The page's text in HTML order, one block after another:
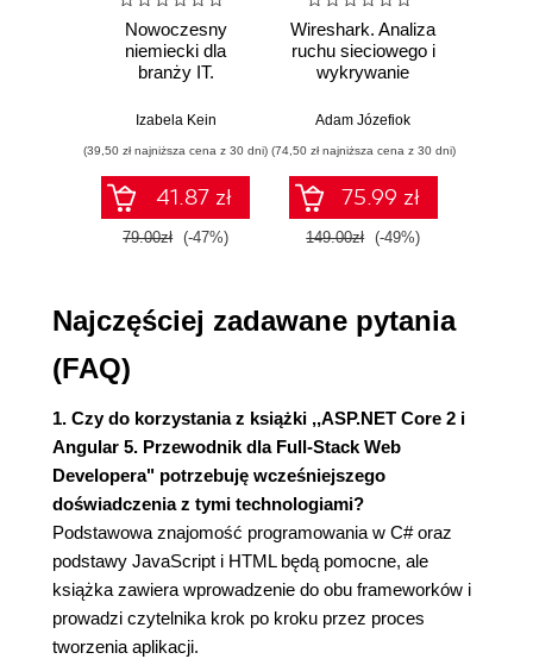
Podstawowe funkcjonalności i
wymagania
Przygotowanie środowiska pracy
Uwaga pomyśl, zanim to zrobisz
Mit niedziałającego kodu
Pozostań otwarty na nowości, ale
wprowadzaj je odpowiedzialnie
Wersje narzędzi i bibliotek
wykorzystaniem wiersza poleceń
Poznawanie projektu
Plik Program.cs
Plik Startup.cs
Plik appsettings.json
Plik package.json
Aktualizacja (lub
dezaktualizacja) Angulara
Aktualizacja (lub
dezaktualizacja) pozostałych
Nowoczesny
niemiecki dla
branży IT.
przykłady i
Izabela Kein
(39,50 zł najniższa cena z 30 dni)
41.87 zł
79.00zł (-47%)
Wireshark. Analiza
ruchu sieciowego i
wykrywanie
Adam Józefiok
(74,50 zł najniższa cena z 30 dni)
75.99 zł
149.00zł (-49%)
Najczęściej zadawane pytania
(FAQ)
1. Czy do korzystania z książki ,,ASP.NET Core 2 i
Angular 5. Przewodnik dla Full-Stack Web
Developera" potrzebuję wcześniejszego
doświadczenia z tymi technologiami?
Podstawowa znajomość programowania w C# oraz
podstawy JavaScript i HTML będą pomocne, ale
książka zawiera wprowadzenie do obu frameworków i
prowadzi czytelnika krok po kroku przez proces
tworzenia aplikacji.